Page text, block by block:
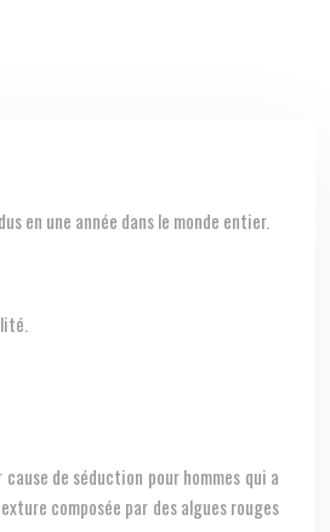
en une année dans le monde entier.
de séduction pour hommes qui a
composée par des algues rouges